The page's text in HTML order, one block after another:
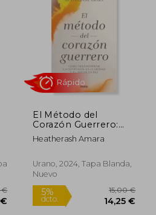
personal.
accesible y profundamente
Heatherash Amara guía a
explorar la riqueza de su
y expandir su conexión con el
los rodea.
El Método del
Corazón Guerrero:
Cómo Transformar la
Confusión en Claridad
Heatherash Amara
Urano, 2024, Tapa Blanda,
Nuevo